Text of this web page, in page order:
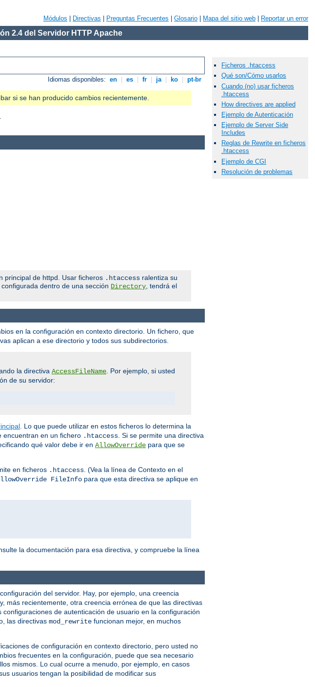
Módulos Directivas Preguntas Frecuentes Glosario Mapa del sitio web Reportar un error
2.4 del Servidor HTTP Apache
Idiomas disponibles: en es fr ja ko pt-br
si se han producido cambios recientemente.
principal de httpd. Usar ficheros .htaccess ralentiza su
dentro de una sección Directory , tendrá el
en la configuración en contexto directorio. Un fichero, que
aplican a ese directorio y todos sus subdirectorios.
la directiva AccessFileName . Por ejemplo, si usted
de su servidor:
. Lo que puede utilizar en estos ficheros lo determina la
encuentran en un fichero .htaccess . Si se permite una directiva
qué valor debe ir en AllowOverride para que se
en ficheros .htaccess . (Vea la línea de Contexto en el
FileInfo para que esta directiva se aplique en
la documentación para esa directiva, y compruebe la línea
del servidor. Hay, por ejemplo, una creencia
más recientemente, otra creencia errónea de que las directivas
de autenticación de usuario en la configuración
las directivas mod_rewrite funcionan mejor, en muchos
de configuración en contexto directorio, pero usted no
frecuentes en la configuración, puede que sea necesario
mismos. Lo cual ocurre a menudo, por ejemplo, en casos
usuarios tengan la posibilidad de modificar sus
Ficheros .htaccess
Qué son/Cómo usarlos
Cuando (no) usar ficheros
.htaccess
How directives are applied
Ejemplo de Autenticación
Ejemplo de Server Side
Includes
Reglas de Rewrite en ficheros
.htaccess
Ejemplo de CGI
Resolución de problemas